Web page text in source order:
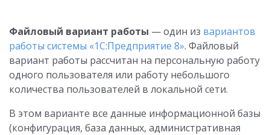
Файловый вариант работы — один из вариантов
работы системы «1С:Предприятие 8». Файловый
вариант работы рассчитан на персональную работу
одного пользователя или работу небольшого
количества пользователей в локальной сети.
В этом варианте все данные информационной базы
(конфигурация, база данных, административная